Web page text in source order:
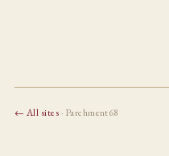
← All sites· Parchment68